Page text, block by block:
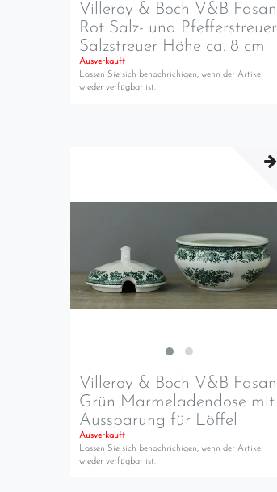
Villeroy & Boch V&B Fasan
Rot Salz- und Pfefferstreuer
Salzstreuer Höhe ca. 8 cm
Ausverkauft
Lassen Sie sich benachrichigen, wenn der Artikel
wieder verfügbar ist.
Villeroy & Boch V&B Fasan
Grün Marmeladendose mit
Aussparung für Löffel
Ausverkauft
Lassen Sie sich benachrichigen, wenn der Artikel
wieder verfügbar ist.